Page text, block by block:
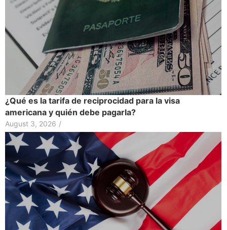
¿Qué es la tarifa de reciprocidad para la visa
americana y quién debe pagarla?
August 3, 2026 /